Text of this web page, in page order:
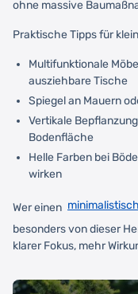
ohne massive
Praktische Tipps für
Multifunktionale
ausziehbare Tische
Spiegel an Mauern
Vertikale
Bodenfläche
Helle Farben bei
wirken
Wer einen
besonders von dieser
klarer Fokus, mehr